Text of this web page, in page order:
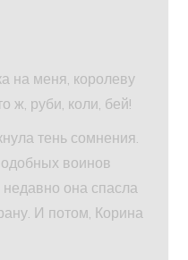
на меня, королеву
ж, руби, коли, бей!
тень сомнения.
воинов
она спасла
И потом, Корина